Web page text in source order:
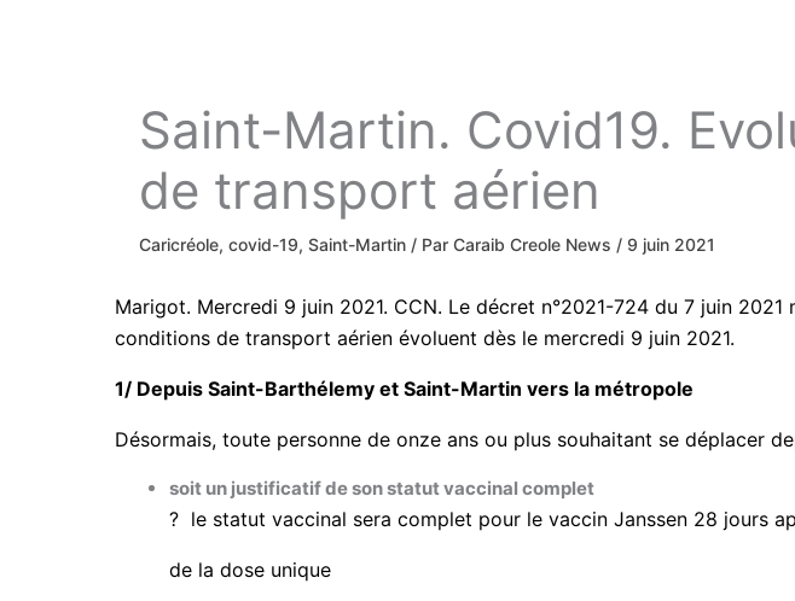
Saint-Martin. Covid19.
de transport aérien
Caricréole, covid-19, Saint-Martin / Par Caraib Creole News / 9 juin 2021
Marigot. Mercredi 9 juin 2021. CCN. Le décret n°2021-724 du 7 juin
conditions de transport aérien évoluent dès le mercredi 9 juin 2021.
1/ Depuis Saint-Barthélemy et Saint-Martin vers la métropole
Désormais, toute personne de onze ans ou plus souhaitant se déplacer
soit un justificatif de son statut vaccinal complet
? le statut vaccinal sera complet pour le vaccin Janssen 28 jours
de la dose unique